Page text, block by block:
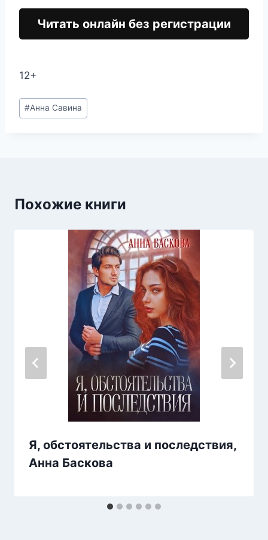
Читать онлайн без регистрации
12+
Метки
записи:
#Анна Савина
Похожие книги
Я, обстоятельства и последствия,
Анна Баскова